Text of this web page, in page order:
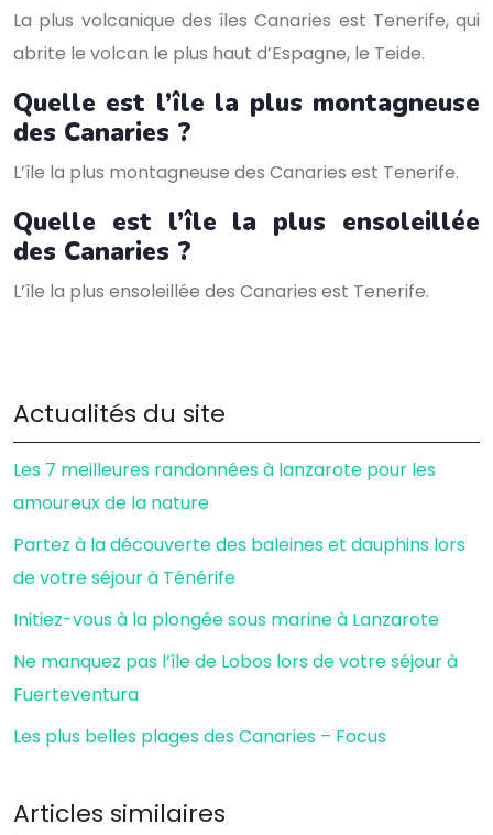
La plus volcanique des îles Canaries est Tenerife, qui
abrite le volcan le plus haut d’Espagne, le Teide.
Quelle est l’île la plus montagneuse
des Canaries ?
L’île la plus montagneuse des Canaries est Tenerife.
Quelle est l’île la plus ensoleillée
des Canaries ?
L’île la plus ensoleillée des Canaries est Tenerife.
Actualités du site
Les 7 meilleures randonnées à lanzarote pour les
amoureux de la nature
Partez à la découverte des baleines et dauphins lors
de votre séjour à Ténérife
Initiez-vous à la plongée sous marine à Lanzarote
Ne manquez pas l’île de Lobos lors de votre séjour à
Fuerteventura
Les plus belles plages des Canaries – Focus
Articles similaires